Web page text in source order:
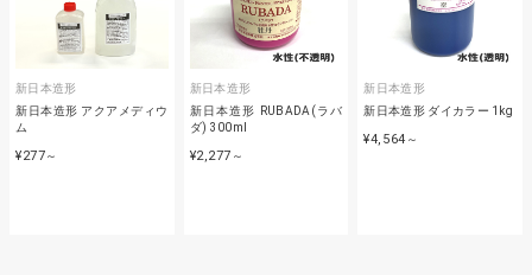
新日本造形
新日本造形 アクアメディウ
ム
¥277～
新日本造形
新日本造形 RUBADA(ラバ
ダ) 300ml
¥2,277 ～
新日本造形
新日本造形 ダイカラー 1kg
¥4,564 ～